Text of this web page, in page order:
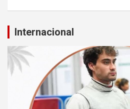
Internacional